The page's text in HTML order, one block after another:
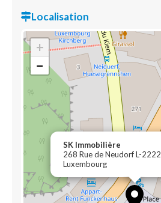
Localisation
SK Immobilière
268 Rue de Neudorf L-2222
Luxembourg
+
−